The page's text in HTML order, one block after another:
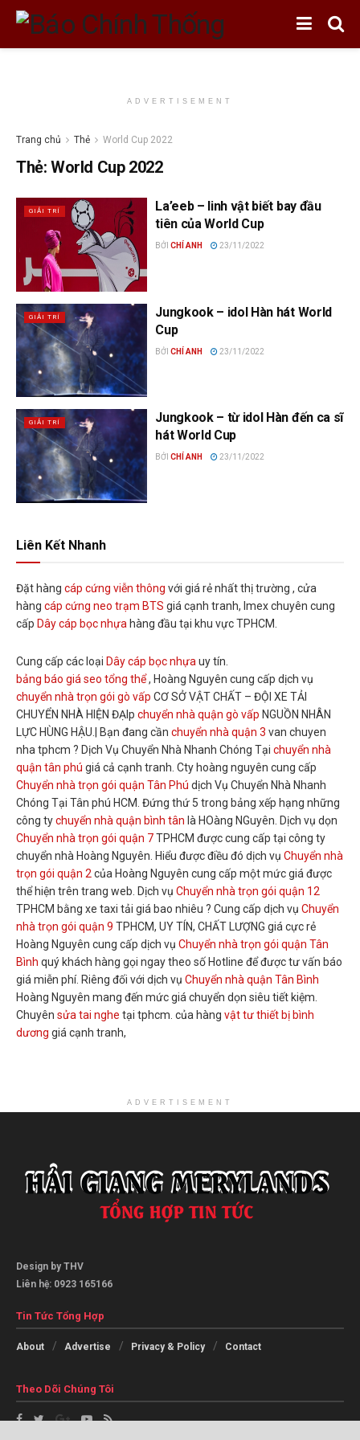
ADVERTISEMENT
Trang chủ Thẻ World Cup 2022
Thẻ:World Cup 2022
GIẢI TRÍ
La’eeb – linh vật biết bay đầu
tiên của World Cup
BỞI CHÍ ANH 23/11/2022
GIẢI TRÍ
Jungkook – idol Hàn hát World
Cup
BỞI CHÍ ANH 23/11/2022
GIẢI TRÍ
Jungkook – từ idol Hàn đến ca sĩ
hát World Cup
BỞI CHÍ ANH 23/11/2022
Liên Kết Nhanh
Đặt hàng cáp cứng viễn thông với giá rẻ nhất thị trường , cửa
hàng cáp cứng neo trạm BTS giá cạnh tranh, Imex chuyên cung
cấp Dây cáp bọc nhựa hàng đầu tại khu vực TPHCM.
Cung cấp các loại Dây cáp bọc nhựa uy tín.
bảng báo giá seo tổng thể, Hoàng Nguyên cung cấp dịch vụ
chuyển nhà trọn gói gò vấp CƠ SỞ VẬT CHẤT – ĐỘI XE TẢI
CHUYỂN NHÀ HIỆN ĐẠIp chuyển nhà quận gò vấp NGUỒN NHÂN
LỰC HÙNG HẬU.| Bạn đang cần chuyển nhà quận 3 van chuyen
nha tphcm ? Dịch Vụ Chuyển Nhà Nhanh Chóng Tại chuyển nhà
quận tân phú giá cả cạnh tranh. Cty hoàng nguyên cung cấp
Chuyển nhà trọn gói quận Tân Phú dịch Vụ Chuyển Nhà Nhanh
Chóng Tại Tân phú HCM. Đứng thứ 5 trong bảng xếp hạng những
công tychuyển nhà quận bình tân là HOàng NGuyên. Dịch vụ dọn
Chuyển nhà trọn gói quận 7TPHCM được cung cấp tại công ty
chuyển nhà Hoàng Nguyên. Hiểu được điều đó dịch vụ Chuyển nhà
trọn gói quận 2 của Hoàng Nguyên cung cấp một mức giá được
thể hiện trên trang web. Dịch vụ Chuyển nhà trọn gói quận 12
TPHCM bằng xe taxi tải giá bao nhiêu ? Cung cấp dịch vụ Chuyển
nhà trọn gói quận 9 TPHCM, UY TÍN, CHẤT LƯỢNG giá cực rẻ
Hoàng Nguyên cung cấp dịch vụ Chuyển nhà trọn gói quận Tân
Bình quý khách hàng gọi ngay theo số Hotline để được tư vấn báo
giá miễn phí. Riêng đối với dịch vụ Chuyển nhà quận Tân Bình
Hoàng Nguyên mang đến mức giá chuyển dọn siêu tiết kiệm.
Chuyên sửa tai nghe tại tphcm. của hàng vật tư thiết bị bình
dương giá cạnh tranh,
ADVERTISEMENT
Design by THV
Liên hệ: 0923 165166
Tin Tức Tổng Hợp
About Advertise Privacy & Policy Contact
Theo Dõi Chúng Tôi